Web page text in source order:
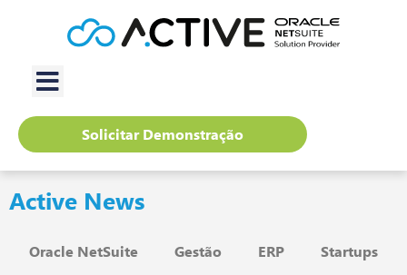
Solicitar Demonstração
Active News
Oracle NetSuite Gestão ERP Startups